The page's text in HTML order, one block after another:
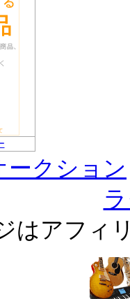
ークション
はアフィ